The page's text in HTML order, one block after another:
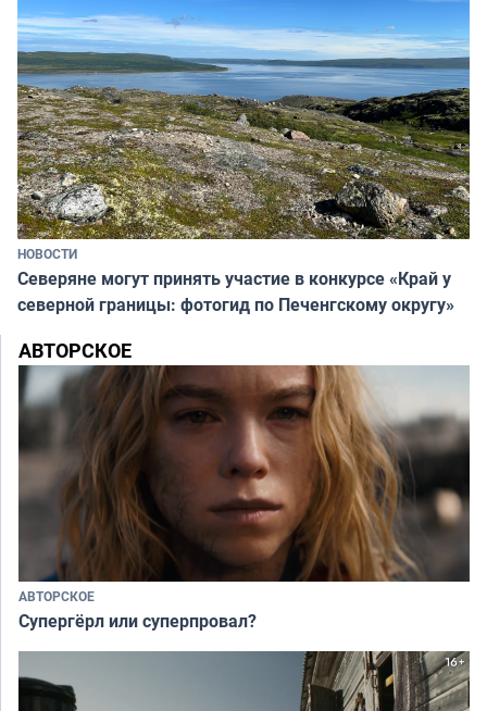
НОВОСТИ
Северяне могут принять участие в конкурсе «Край у
северной границы: фотогид по Печенгскому округу»
АВТОРСКОЕ
АВТОРСКОЕ
Супергёрл или суперпровал?